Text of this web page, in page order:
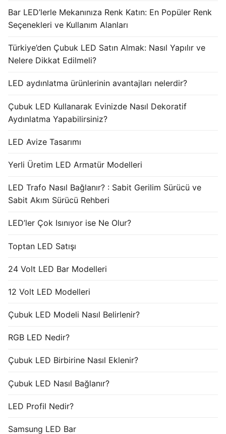
Bar LED’lerle Mekanınıza Renk Katın: En Popüler Renk
Seçenekleri ve Kullanım Alanları
Türkiye’den Çubuk LED Satın Almak: Nasıl Yapılır ve
Nelere Dikkat Edilmeli?
LED aydınlatma ürünlerinin avantajları nelerdir?
Çubuk LED Kullanarak Evinizde Nasıl Dekoratif
Aydınlatma Yapabilirsiniz?
LED Avize Tasarımı
Yerli Üretim LED Armatür Modelleri
LED Trafo Nasıl Bağlanır? : Sabit Gerilim Sürücü ve
Sabit Akım Sürücü Rehberi
LED’ler Çok Isınıyor ise Ne Olur?
Toptan LED Satışı
24 Volt LED Bar Modelleri
12 Volt LED Modelleri
Çubuk LED Modeli Nasıl Belirlenir?
RGB LED Nedir?
Çubuk LED Birbirine Nasıl Eklenir?
Çubuk LED Nasıl Bağlanır?
LED Profil Nedir?
Samsung LED Bar